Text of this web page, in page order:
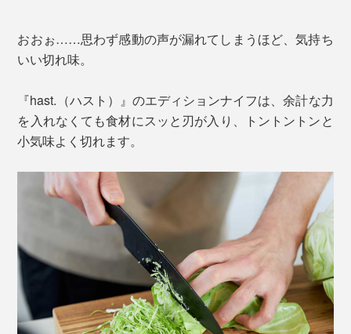
おおぉ……思わず感動の声が漏れてしまうほど、気持ち
いい切れ味。
『hast.（ハスト）』のエディションナイフは、余計な力
を入れなくても食材にスッと刃が入り、トントントンと
小気味よく切れます。